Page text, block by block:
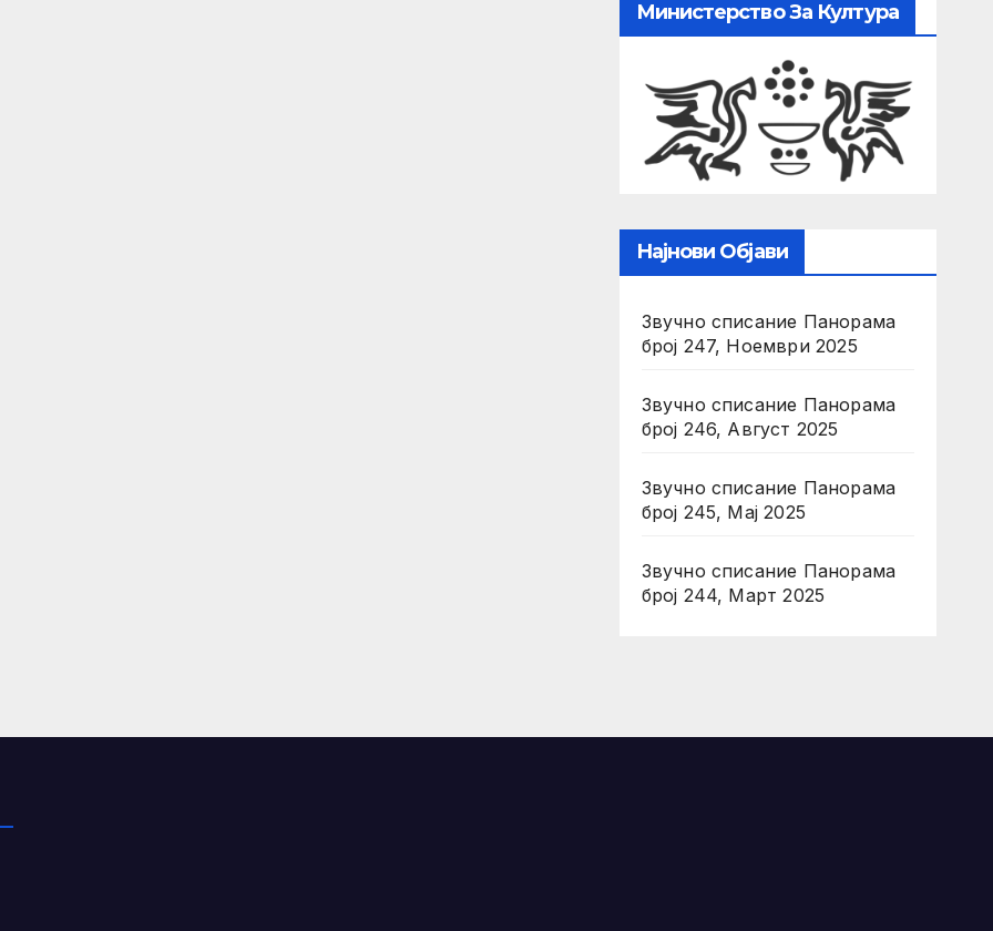
Министерство За Култура
Најнови Објави
Звучно списание Панорама
број 247, Ноември 2025
Звучно списание Панорама
број 246, Август 2025
Звучно списание Панорама
број 245, Мај 2025
Звучно списание Панорама
број 244, Март 2025